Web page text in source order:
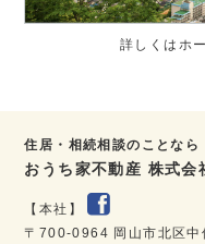
詳しくはホ
住居・相続相談のことなら
おうち家不動産 株式会
【本社】
〒700-0964 岡山市北区